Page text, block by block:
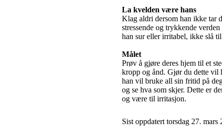
La kvelden være hans
Klag aldri dersom han ikke tar
stressende og trykkende
han sur eller irritabel, ikke slå
Målet
Prøv å gjøre deres hjem til et
kropp og ånd. Gjør du dette vil
han vil bruke all sin fritid på
og se hva som skjer. Dette er
og være til irritasjon.
Sist oppdatert torsdag 27. mars